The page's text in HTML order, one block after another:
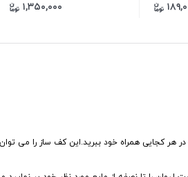
۱,۳۵۰,۰۰۰
به دلیل بی سیم بودن می توان در هر کجایی همراه خود ببرید.این کف